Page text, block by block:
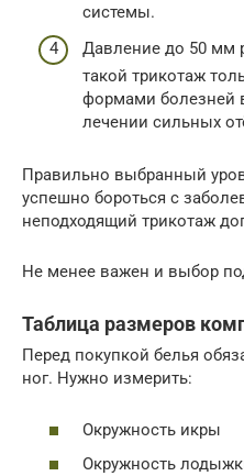
системы.
Давление до 50 мм
такой трикотаж
формами болезней
лечении сильных
Правильно выбранный
успешно бороться с
неподходящий трикотаж
Не менее важен и выбор
Таблица размеров
Перед покупкой белья
ног. Нужно измерить:
Окружность икры
Окружность